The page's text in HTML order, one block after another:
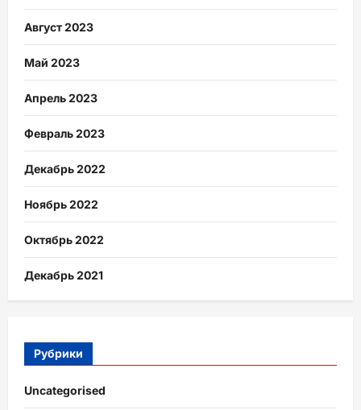
Август 2023
Май 2023
Апрель 2023
Февраль 2023
Декабрь 2022
Ноябрь 2022
Октябрь 2022
Декабрь 2021
Рубрики
Uncategorised